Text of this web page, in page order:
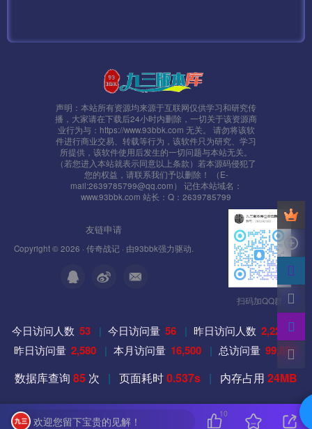
声明：本站所有资源均来源于互联网仅供学习和研究传
播，大家请在下载后24小时内删除，一切关于该资源商
业行为与：https://www.93bbk.com 无关。 请勿将该软
件进行商业交易、转载等行为，该软件只为研究、学习
所提供，该软件使用后发生的一切问题与本站无关。
（若您进入本站就表示同意以上条款）若本源码侵犯了
您的权益，请联系我们予以删除！ （E-
mail:2639785799@qq.com） 记住本站域名：
www.93bbk.com 站长：Q：2639785799
友链申请
Copyright © 2026 · 传奇战记 · 由93bbk强力驱动.
扫码加QQ群
今日访问人数 53 | 今日访问量 56 | 昨日访问人数 2,225
昨日访问量 2,580 | 本月访问量 16,500 | 总访问量 99,850
数据库查询 85 次 | 页面耗时0.537s | 内存占用 24MB
欢迎您留下宝贵的见解！
10